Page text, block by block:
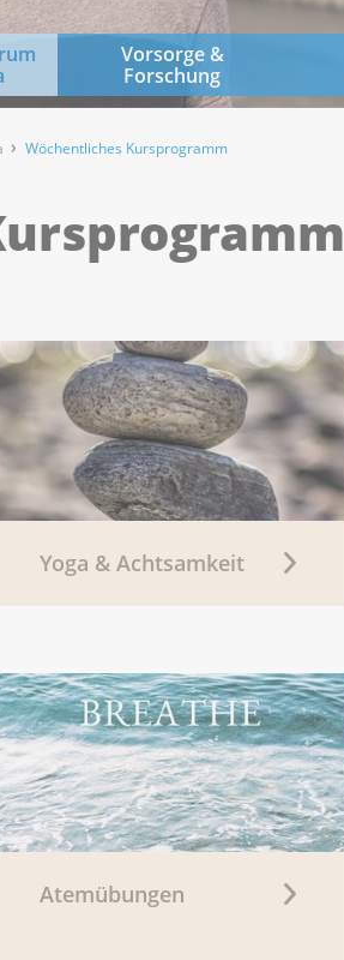
Vorsorge &
Forschung
Wöchentliches Kursprogramm
Yoga & Achtsamkeit
Atemübungen